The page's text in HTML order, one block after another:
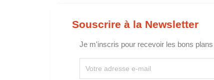
Souscrire à la Newsletter
Je m'inscris pour recevoir les bons